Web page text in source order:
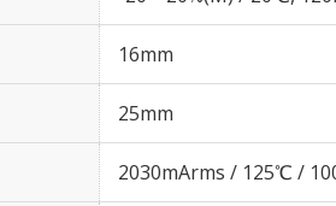
16mm
25mm
2030mArms / 125℃ /